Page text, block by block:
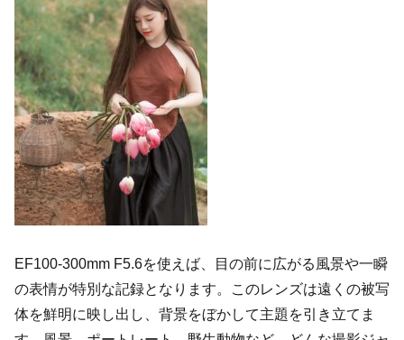
EF100-300mm F5.6を使えば、目の前に広がる風景や一瞬
の表情が特別な記録となります。このレンズは遠くの被写
体を鮮明に映し出し、背景をぼかして主題を引き立てま